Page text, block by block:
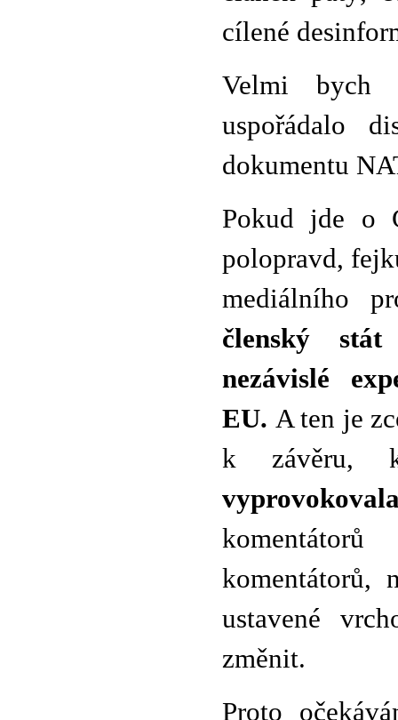
cílené
Velmi bych
uspořádalo
dokumentu
Pokud jde o
polopravd,
mediálního
členský
nezávislé
EU. A ten je
k závěru,
komentátorů,
ustavené
změnit.
Proto